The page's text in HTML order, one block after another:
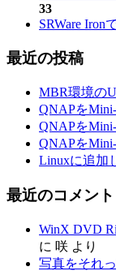
33
SRWare Iron
最近の投稿
MBR環境の
QNAPを
QNAPを
QNAPを
Linuxに追加
最近のコメント
WinX DVD
に 咲 より
写真をそれ